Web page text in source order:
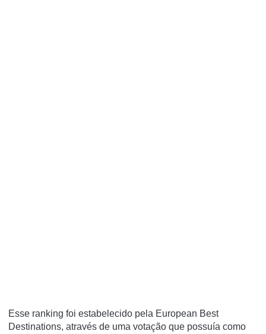
Esse ranking foi estabelecido pela European Best
Destinations, através de uma votação que possuía como